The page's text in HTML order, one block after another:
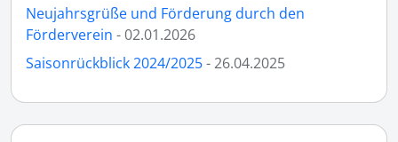
Neujahrsgrüße und Förderung durch den
Förderverein - 02.01.2026
Saisonrückblick 2024/2025- 26.04.2025